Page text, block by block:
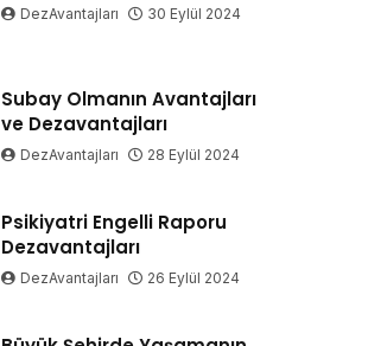
DezAvantajları 30 Eylül 2024
Subay Olmanın Avantajları
ve Dezavantajları
DezAvantajları 28 Eylül 2024
Psikiyatri Engelli Raporu
Dezavantajları
DezAvantajları 26 Eylül 2024